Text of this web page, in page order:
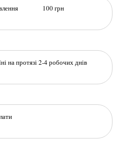
100 грн
на протязі 2-4 робочих днів